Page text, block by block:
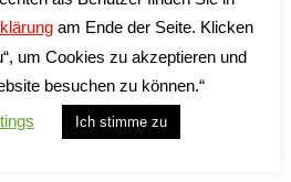
am Ende der Seite. Klicken
um Cookies zu akzeptieren und
besuchen zu können.“
Ich stimme zu